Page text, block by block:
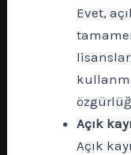
Evet,
Açık
Açık